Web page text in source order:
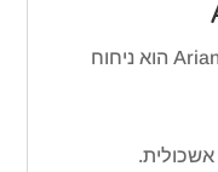
הבושם Ari של חברת Ariana Grande הוא ניחוח
אשכולית.